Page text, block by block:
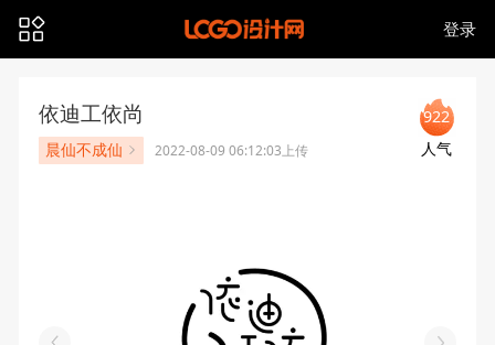
登录
依迪工依尚
晨仙不成仙 2022-08-09 06:12:03上传
922
人气